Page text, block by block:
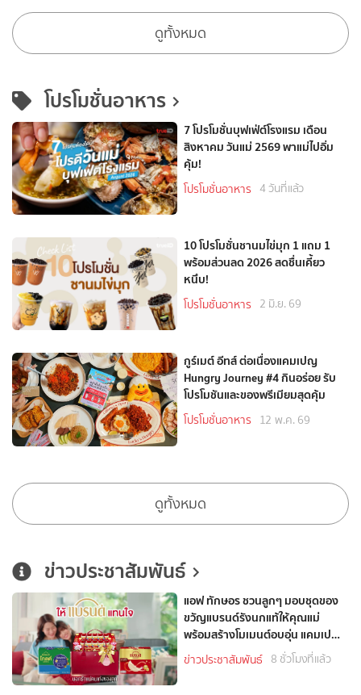
ดูทั้งหมด
โปรโมชั่นอาหาร
7 โปรโมชั่นบุฟเฟ่ต์โรงแรม เดือน
สิงหาคม วันแม่ 2569 พาแม่ไปอิ่ม
คุ้ม!
โปรโมชั่นอาหาร 4 วันที่แล้ว
10 โปรโมชั่นชานมไข่มุก 1 แถม 1
พร้อมส่วนลด 2026 สดชื่นเคี้ยว
หนึบ!
โปรโมชั่นอาหาร 2 มิ.ย. 69
กูร์เมต์ อีทส์ ต่อเนื่องแคมเปญ
Hungry Journey #4 กินอร่อย รับ
โปรโมชันและของพรีเมียมสุดคุ้ม
โปรโมชั่นอาหาร 12 พ.ค. 69
ดูทั้งหมด
ข่าวประชาสัมพันธ์
แอฟ ทักษอร ชวนลูกๆ มอบชุดของ
ขวัญแบรนด์รังนกแท้ให้คุณแม่
พร้อมสร้างโมเมนต์อบอุ่น แคมเปญ
ให้แบรนด์แทนใจบอกรักแม่คนเก่ง
ของลูก
ข่าวประชาสัมพันธ์ 8 ชั่วโมงที่แล้ว